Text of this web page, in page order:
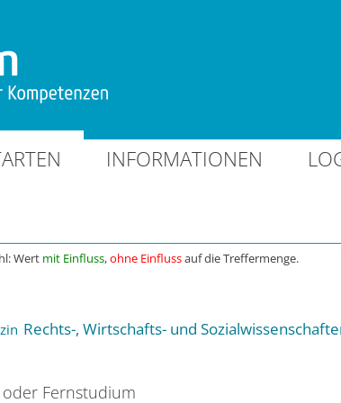
INFORMATIONEN
Wert mit Einfluss,ohne Einflussauf die Treffermenge.
Rechts-, Wirtschafts- und
Fernstudium